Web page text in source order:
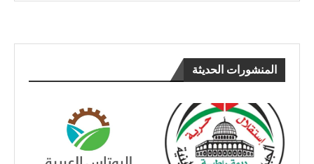
المنشورات الحديثة